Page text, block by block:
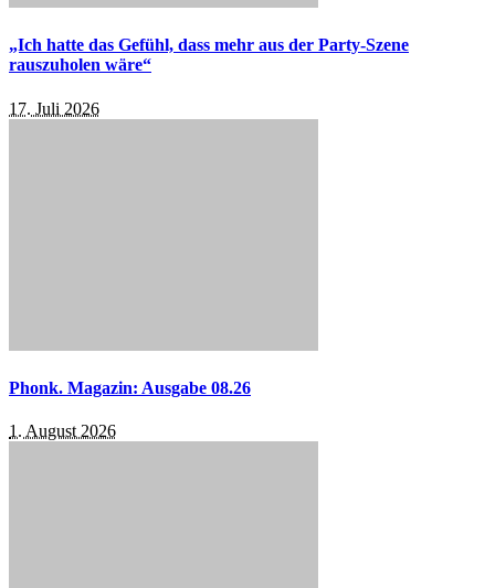
„Ich hatte das Gefühl, dass mehr aus der Party-Szene
rauszuholen wäre“
17. Juli 2026
Phonk. Magazin: Ausgabe 08.26
1. August 2026